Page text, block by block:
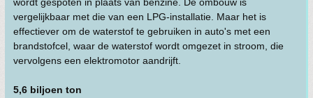
vergelijkbaar met die van een LPG-installatie. Maar het is
effectiever om de waterstof te gebruiken in auto's met een
brandstofcel, waar de waterstof wordt omgezet in stroom, die
vervolgens een elektromotor aandrijft.
5,6 biljoen ton